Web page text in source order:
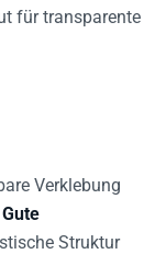
für transparente
Verklebung
Gute
Struktur